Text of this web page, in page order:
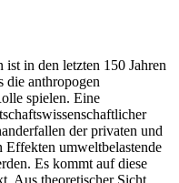
ist in den letzten 150 Jahren
die anthropogen
spielen. Eine
der privaten und
Effekten umweltbelastende
Es kommt auf diese